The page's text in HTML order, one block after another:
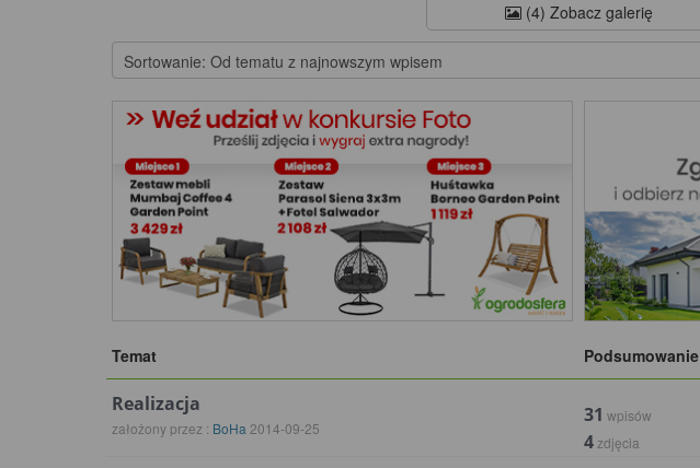
(4) Zobacz galerię
Temat Podsumowanie
Realizacja
założony przez : BoHa 2014-09-25
31 wpisów
4 zdjęcia